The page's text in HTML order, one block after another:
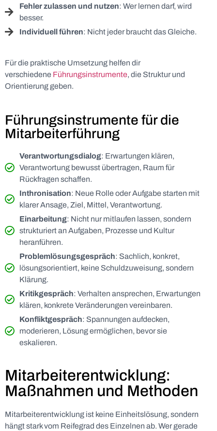
Fehler zulassen und nutzen: Wer lernen darf, wird
besser.
Individuell führen: Nicht jeder braucht das Gleiche.
Für die praktische Umsetzung helfen dir
verschiedene Führungsinstrumente, die Struktur und
Orientierung geben.
Führungsinstrumente für die
Mitarbeiterführung
Verantwortungsdialog: Erwartungen klären,
Verantwortung bewusst übertragen, Raum für
Rückfragen schaffen.
Inthronisation: Neue Rolle oder Aufgabe starten mit
klarer Ansage, Ziel, Mittel, Verantwortung.
Einarbeitung: Nicht nur mitlaufen lassen, sondern
strukturiert an Aufgaben, Prozesse und Kultur
heranführen.
Problemlösungsgespräch: Sachlich, konkret,
lösungsorientiert, keine Schuldzuweisung, sondern
Klärung.
Kritikgespräch: Verhalten ansprechen, Erwartungen
klären, konkrete Veränderungen vereinbaren.
Konfliktgespräch: Spannungen aufdecken,
moderieren, Lösung ermöglichen, bevor sie
eskalieren.
Mitarbeiterentwicklung:
Maßnahmen und Methoden
Mitarbeiterentwicklung ist keine Einheitslösung, sondern
hängt stark vom Reifegrad des Einzelnen ab. Wer gerade